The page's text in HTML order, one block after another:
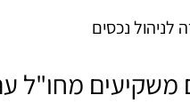
מחו"ל